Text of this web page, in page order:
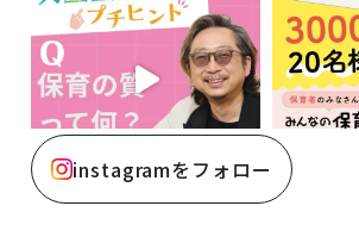
instagramをフォロー